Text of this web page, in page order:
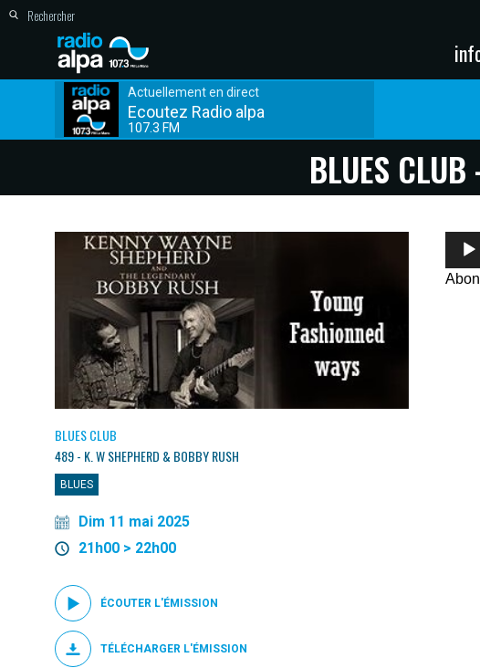
Actuellement en direct
Ecoutez Radio alpa
107.3 FM
BLUES
BLUES CLUB
489 - K. W SHEPHERD & BOBBY RUSH
BLUES
Dim 11 mai 2025
21h00 > 22h00
ÉCOUTER L'ÉMISSION
TÉLÉCHARGER L'ÉMISSION